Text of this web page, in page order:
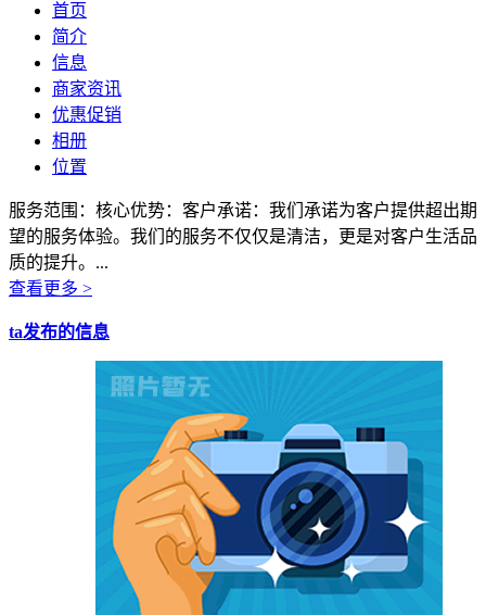
首页
简介
信息
商家资讯
优惠促销
相册
位置
服务范围：核心优势：客户承诺：我们承诺为客户提供超出期
望的服务体验。我们的服务不仅仅是清洁，更是对客户生活品
质的提升。...
查看更多 >
ta发布的信息